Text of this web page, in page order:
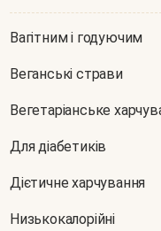
Вагітним і годуючим
Веганські страви
Вегетаріанське
Для діабетиків
Дієтичне харчування
Низькокалорійні